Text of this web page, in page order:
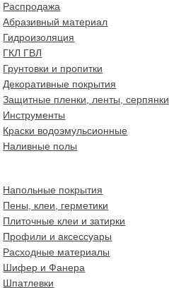
Распродажа
Абразивный материал
Гидроизоляция
ГКЛ ГВЛ
Грунтовки и пропитки
Декоративные покрытия
Защитные пленки, ленты, серпянки
Инструменты
Краски водоэмульсионные
Наливные полы
Напольные покрытия
Пены, клеи, герметики
Плиточные клеи и затирки
Профили и аксессуары
Расходные материалы
Шифер и Фанера
Шпатлевки